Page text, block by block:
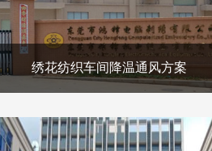
绣花纺织车间降温通风方案